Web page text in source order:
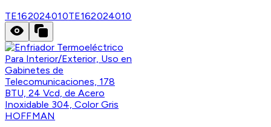
TE162024010TE162024010
HOFFMAN